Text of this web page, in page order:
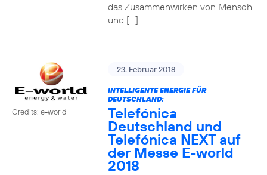
das Zusammenwirken von Mensch
und […]
Credits: e-world
23. Februar 2018
INTELLIGENTE ENERGIE FÜR
DEUTSCHLAND:
Telefónica
Deutschland und
Telefónica NEXT auf
der Messe E-world
2018